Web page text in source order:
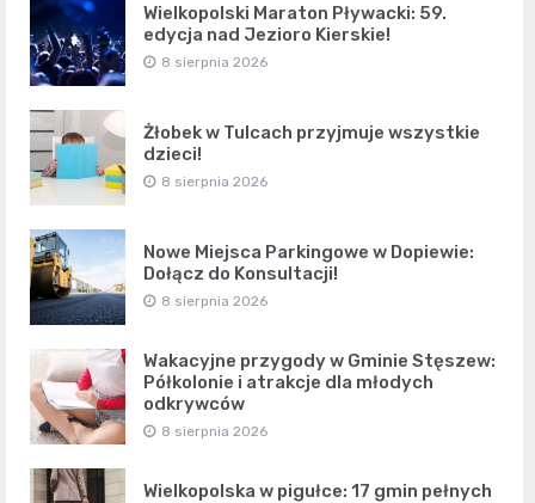
Wielkopolski Maraton Pływacki: 59.
edycja nad Jezioro Kierskie!
8 sierpnia 2026
Żłobek w Tulcach przyjmuje wszystkie
dzieci!
8 sierpnia 2026
Nowe Miejsca Parkingowe w Dopiewie:
Dołącz do Konsultacji!
8 sierpnia 2026
Wakacyjne przygody w Gminie Stęszew:
Półkolonie i atrakcje dla młodych
odkrywców
8 sierpnia 2026
Wielkopolska w pigułce: 17 gmin pełnych